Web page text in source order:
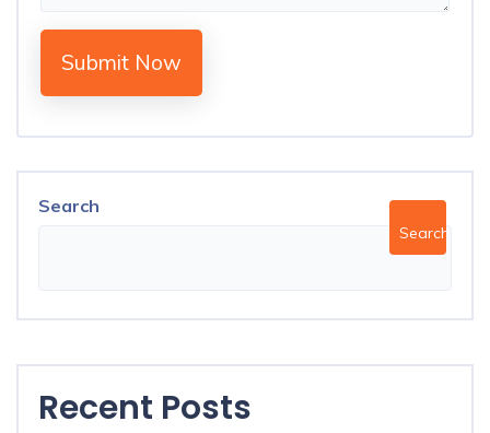
Submit Now
Search
Search
Recent Posts